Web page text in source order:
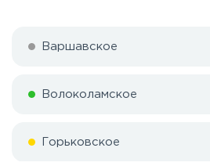
Варшавское
Волоколамское
Горьковское